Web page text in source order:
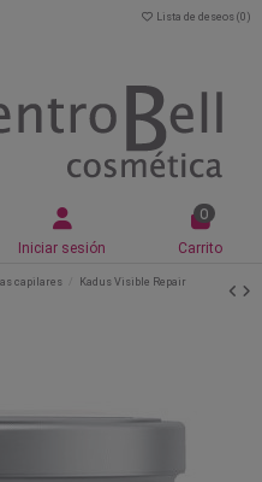
Lista de deseos (0 )
Iniciar sesión
0
Carrito
capilares
Kadus Visible Repair